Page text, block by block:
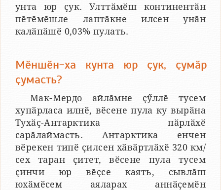
унта юр ҫук. Улттӑмӗш континентӑн
пӗтӗмӗшле лаптӑкне илсен унӑн
калӑпӑшӗ 0,03% пулать.
Мӗншӗн-ха кунта юр ҫук, ҫумӑр
ҫумасть?
Мак-Мердо айлӑмне ҫӳллӗ тусем
хупӑрласа илнӗ, вӗсене пула ку вырӑна
Тухӑҫ-Антарктика пӑрлӑхӗ
сарӑлаймасть. Антарктика енчен
вӗрекен типӗ ҫилсен хӑвӑртлӑхӗ 320 км/
сех таран ҫитет, вӗсене пула тусем
ҫинчи юр вӗҫсе каять, сывлӑш
юхӑмӗсем аяларах аннӑҫемӗн